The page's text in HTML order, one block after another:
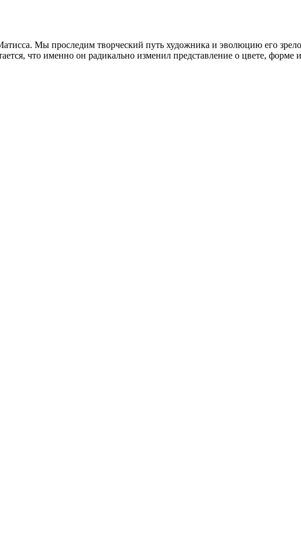
Мы проследим творческий путь художника и эволюцию его
что именно он радикально изменил представление о цвете, форме